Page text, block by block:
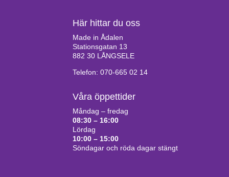
Här hittar du oss
Made in Ådalen
Stationsgatan 13
882 30 LÅNGSELE
Telefon: 070-665 02 14
Våra öppettider
Måndag – fredag
08:30 – 16:00
Lördag
10:00 – 15:00
Söndagar och röda dagar stängt